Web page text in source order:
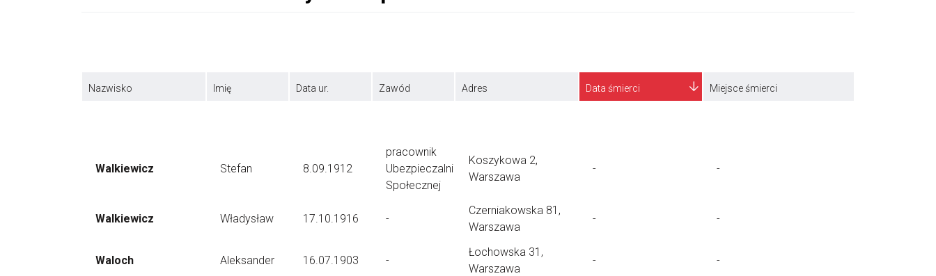
Nazwisko Imię Data ur. Zawód Adres Data śmierci Miejsce śmierci
Walkiewicz Stefan 8.09.1912
pracownik
Ubezpieczalni
Społecznej
Koszykowa 2,
Warszawa
- -
Walkiewicz Władysław 17.10.1916 -
Czerniakowska 81,
Warszawa
- -
Waloch Aleksander 16.07.1903 -
Łochowska 31,
Warszawa
- -